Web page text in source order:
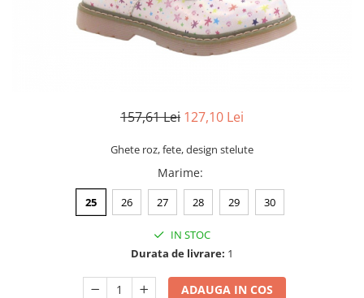
157,61 Lei 127,10 Lei
Ghete roz, fete, design stelute
Marime:
25 26 27 28 29 30
IN STOC
Durata de livrare: 1
ADAUGA IN COS